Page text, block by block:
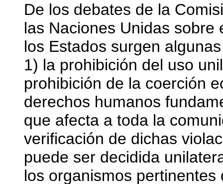
De los debates de la
las Naciones Unidas
los Estados surgen
1) la prohibición del uso
prohibición de la coerción
derechos humanos
que afecta a toda la
verificación de dichas
puede ser decidida
los organismos